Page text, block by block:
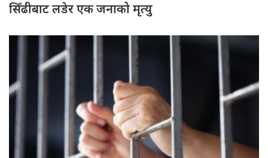
सिँढीबाट लडेर एक जनाको मृत्यु